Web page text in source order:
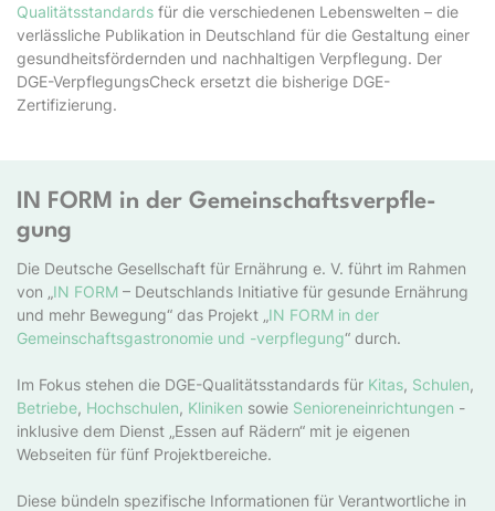
Qualitätsstandards für die verschiedenen Lebenswelten – die
verlässliche Publikation in Deutschland für die Gestaltung einer
gesundheitsfördernden und nachhaltigen Verpflegung. Der
DGE-VerpflegungsCheck ersetzt die bisherige DGE-
Zertifizierung.
IN FORM in der Ge­mein­schafts­ver­pfle­
gung
Die Deutsche Gesellschaft für Ernährung e. V. führt im Rahmen
von „ IN FORM – Deutschlands Initiative für gesunde Ernährung
und mehr Bewegung“ das Projekt „ IN FORM in der
Gemeinschaftsgastronomie und -verpflegung“ durch.
Im Fokus stehen die DGE-Qualitätsstandards für Kitas, Schulen,
Betriebe, Hochschulen, Kliniken sowie Senioreneinrichtungen -
inklusive dem Dienst „Essen auf Rädern“ mit je eigenen
Webseiten für fünf Projektbereiche.
Diese bündeln spezifische Informationen für Verantwortliche in